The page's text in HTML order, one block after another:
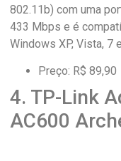
802.11b) com uma
433 Mbps e é
Windows XP, Vista, 7
Preço: R$ 89,90
4. TP-Link
AC600